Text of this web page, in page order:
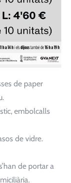
de paper
embolcalls
de vidre.
de portar a